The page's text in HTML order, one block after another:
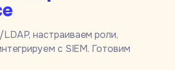
настраиваем роли,
с SIEM. Готовим